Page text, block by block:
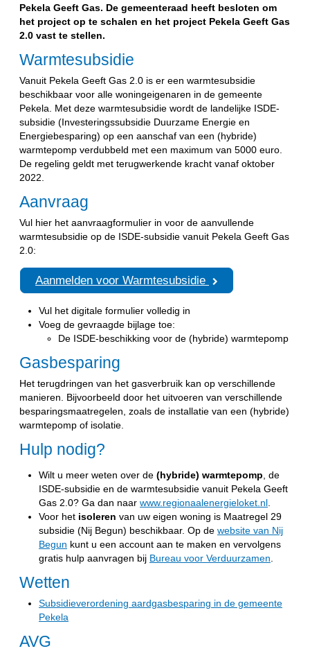
Pekela Geeft Gas. De gemeenteraad heeft besloten om
het project op te schalen en het project Pekela Geeft Gas
2.0 vast te stellen.
Warmtesubsidie
Vanuit Pekela Geeft Gas 2.0 is er een warmtesubsidie
beschikbaar voor alle woningeigenaren in de gemeente
Pekela. Met deze warmtesubsidie wordt de landelijke ISDE-
subsidie (Investeringssubsidie Duurzame Energie en
Energiebesparing) op een aanschaf van een (hybride)
warmtepomp verdubbeld met een maximum van 5000 euro.
De regeling geldt met terugwerkende kracht vanaf oktober
2022.
Aanvraag
Vul hier het aanvraagformulier in voor de aanvullende
warmtesubsidie op de ISDE-subsidie vanuit Pekela Geeft Gas
2.0:
Aanmelden voor Warmtesubsidie
Vul het digitale formulier volledig in
Voeg de gevraagde bijlage toe:
De ISDE-beschikking voor de (hybride) warmtepomp
Gasbesparing
Het terugdringen van het gasverbruik kan op verschillende
manieren. Bijvoorbeeld door het uitvoeren van verschillende
besparingsmaatregelen, zoals de installatie van een (hybride)
warmtepomp of isolatie.
Hulp nodig?
Wilt u meer weten over de (hybride) warmtepomp , de
ISDE-subsidie en de warmtesubsidie vanuit Pekela Geeft
Gas 2.0? Ga dan naar www.regionaalenergieloket.nl.
Voor het isoleren van uw eigen woning is Maatregel 29
subsidie (Nij Begun) beschikbaar. Op de website van Nij
Begun kunt u een account aan te maken en vervolgens
gratis hulp aanvragen bij Bureau voor Verduurzamen
Wetten
Subsidieverordening aardgasbesparing in de gemeente
Pekela
AVG